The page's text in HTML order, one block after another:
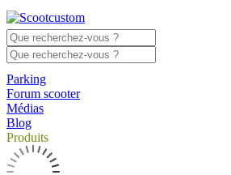
Parking
Forum scooter
Médias
Blog
Produits